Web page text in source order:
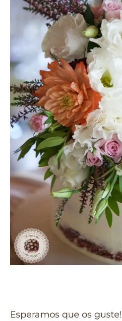
Esperamos que os guste!